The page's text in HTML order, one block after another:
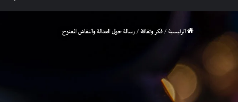
الرئيسية / فكر وثقافة / رسالة حول العدالة والنقاش المفتوح